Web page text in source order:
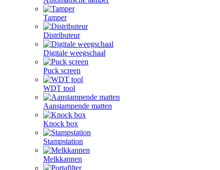
Tamper
Distributeur
Digitale weegschaal
Puck screen
WDT tool
Aanstampende matten
Knock box
Stampstation
Melkkannen